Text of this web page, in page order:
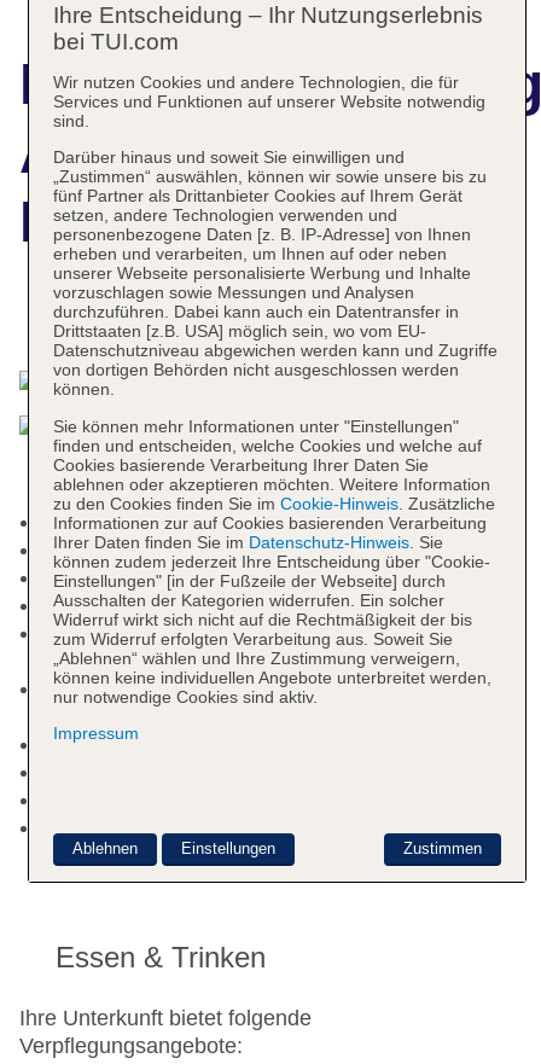
Appartements
Punta Marina
Das bietet Ihre Unterkunft
Rezeption
Sonnenterrasse
Pools: 2
Pool: Süßwasser, integrierter Kinder/Babypool
Pool: Outdoor, Süßwasser, integrierter
Kinder/Babypool, Liegen, Sonnenschirme
Internet: WLAN/WiFi, im gesamten Hotel
Zahlungsarten: TUI Card / VISA, MasterCard
Landeskategorie: 1 Stern
Essen & Trinken
Ihre Unterkunft bietet folgende
Verpflegungsangebote:
Ihre Entscheidung – Ihr Nutzungserlebnis
bei TUI.com
Wir nutzen Cookies und andere Technologien, die für
Services und Funktionen auf unserer Website notwendig
sind.
Darüber hinaus und soweit Sie einwilligen und
„Zustimmen“ auswählen, können wir sowie unsere bis zu
fünf Partner als Drittanbieter Cookies auf Ihrem Gerät
setzen, andere Technologien verwenden und
personenbezogene Daten [z. B. IP-Adresse] von Ihnen
erheben und verarbeiten, um Ihnen auf oder neben
unserer Webseite personalisierte Werbung und Inhalte
vorzuschlagen sowie Messungen und Analysen
durchzuführen. Dabei kann auch ein Datentransfer in
Drittstaaten [z.B. USA] möglich sein, wo vom EU-
Datenschutzniveau abgewichen werden kann und Zugriffe
von dortigen Behörden nicht ausgeschlossen werden
können.
Sie können mehr Informationen unter "Einstellungen"
finden und entscheiden, welche Cookies und welche auf
Cookies basierende Verarbeitung Ihrer Daten Sie
ablehnen oder akzeptieren möchten. Weitere Information
zu den Cookies finden Sie im Cookie-Hinweis. Zusätzliche
Informationen zur auf Cookies basierenden Verarbeitung
Ihrer Daten finden Sie im Datenschutz-Hinweis. Sie
können zudem jederzeit Ihre Entscheidung über "Cookie-
Einstellungen" [in der Fußzeile der Webseite] durch
Ausschalten der Kategorien widerrufen. Ein solcher
Widerruf wirkt sich nicht auf die Rechtmäßigkeit der bis
zum Widerruf erfolgten Verarbeitung aus. Soweit Sie
„Ablehnen“ wählen und Ihre Zustimmung verweigern,
können keine individuellen Angebote unterbreitet werden,
nur notwendige Cookies sind aktiv.
Impressum
Zustimmen
Ablehnen Einstellungen